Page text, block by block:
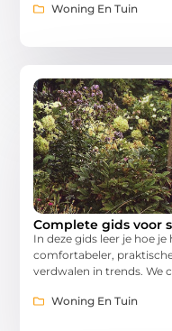
Woning En Tuin
Complete gids voor
In deze gids leer je hoe
comfortabeler,
verdwalen in trends. We
Woning En Tuin